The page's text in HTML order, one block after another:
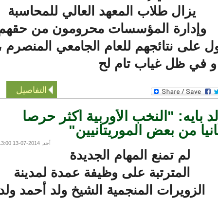
يزال طلاب المعهد العالي للمحاسبة
وإدارة المؤسسات محرومون من حقهم
نتائجهم للعام الجامعي المنصرم ،
ظل غياب تام لح
التفاصيل
"النخب الأوربية أكثر حرصا
من بعض الموريتانيين"
لم تمنع المهام الجديدة
المترتبة على وظيفة عمدة لمدينة
الزويرات المنجمية الشيخ ولد أحمد ولد